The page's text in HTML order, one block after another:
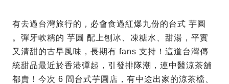
有去過台灣旅行的，必會食過紅爆九份的台式 芋圓
。彈牙軟糯的 芋圓 配上刨冰、凍糖水、甜湯，平實
又清甜的古早風味，長期有 fans 支持！這道台灣傳
統甜品最近於香港彈起，引發排隊潮，連中醫涼茶舖
都賣！今次 6 間台式芋圓店，有中途出家的涼茶檔、